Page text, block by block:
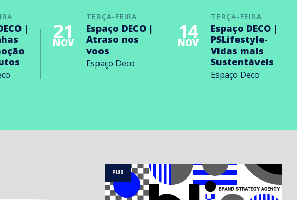
|
TERÇA-FEIRA
21
NOV
Espaço DECO |
Atraso nos
voos
Espaço Deco
TERÇA-FEIRA
14
NOV
Espaço DECO |
PSLifestyle-
Vidas mais
Sustentáveis
Espaço Deco